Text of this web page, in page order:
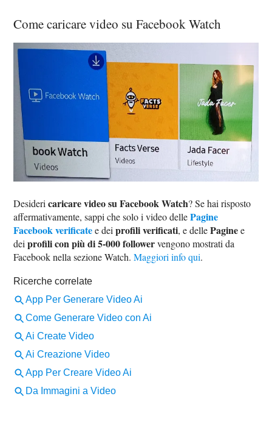
Come caricare video su Facebook Watch
Desidericaricare video su Facebook Watch? Se hai risposto
affermativamente, sappi che solo i video dellePagine
Facebook verificatee deiprofili verificati, e dellePaginee
deiprofili con più di 5-000 followervengono mostrati da
Facebook nella sezione Watch.Maggiori info qui.